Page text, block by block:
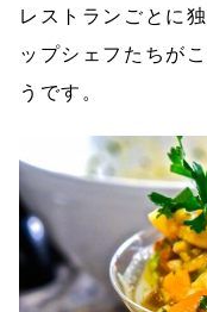
レストランごとに
ップシェフたちが
うです。